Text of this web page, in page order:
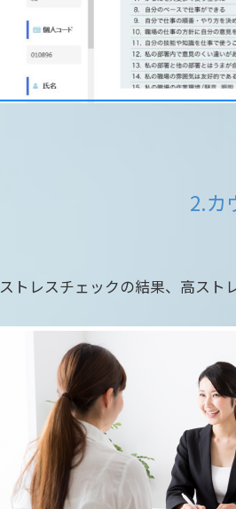
2.カ
ストレスチェックの結果、高スト